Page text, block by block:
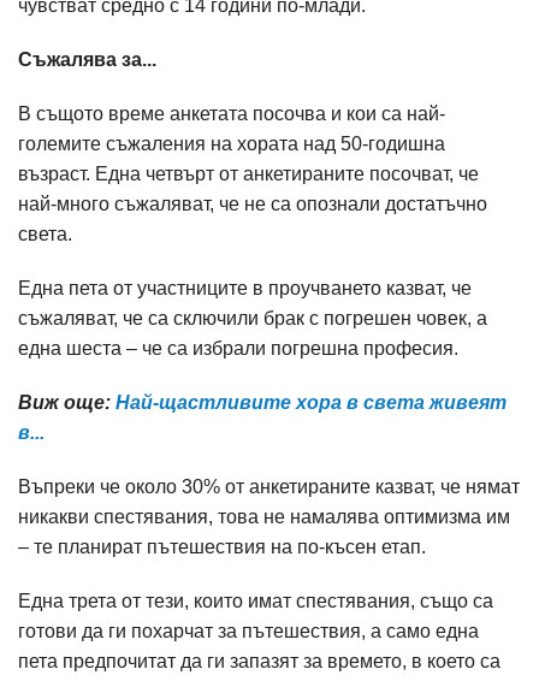
чувстват средно с 14 години по-млади.
Съжалява за...
В същото време анкетата посочва и кои са най-
големите съжаления на хората над 50-годишна
възраст. Една четвърт от анкетираните посочват, че
най-много съжаляват, че не са опознали достатъчно
света.
Една пета от участниците в проучването казват, че
съжаляват, че са сключили брак с погрешен човек, а
една шеста – че са избрали погрешна професия.
Виж още: Най-щастливите хора в света живеят
в...
Въпреки че около 30% от анкетираните казват, че нямат
никакви спестявания, това не намалява оптимизма им
– те планират пътешествия на по-късен етап.
Една трета от тези, които имат спестявания, също са
готови да ги похарчат за пътешествия, а само една
пета предпочитат да ги запазят за времето, в което са